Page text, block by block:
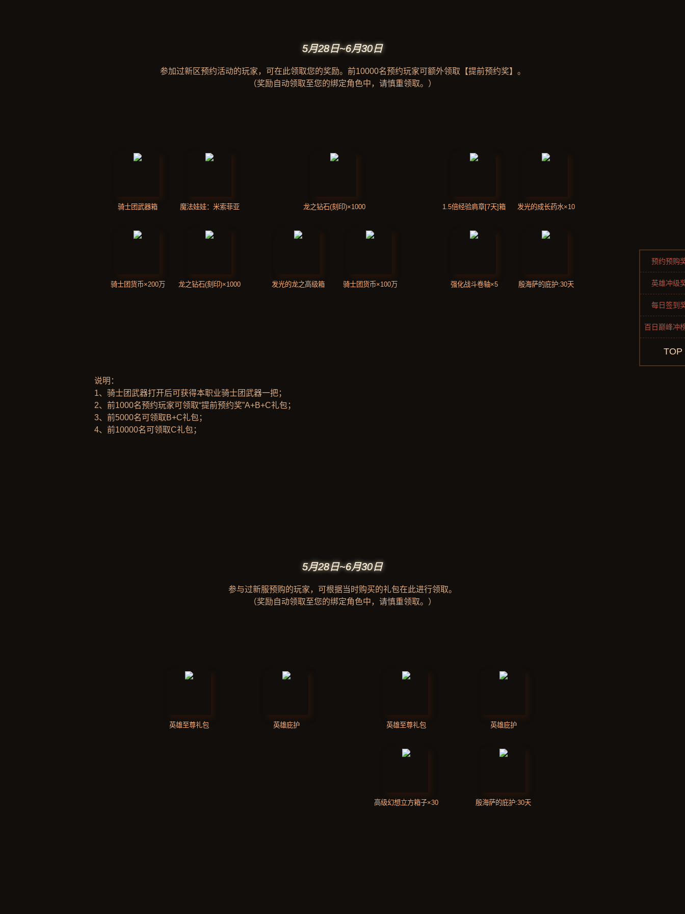
预约预购
英雄冲级
每日签到
百日巅峰冲
TOP
5月28日~6月30日
参加过新区预约活动的玩家，可在此领取您的奖励。前10000名预约玩家可额外领取【提前预约奖】。
（奖励自动领取至您的绑定角色中，请慎重领取。）
骑士团武器箱 魔法娃娃：米索菲亚
骑士团货币×200万 龙之钻石(刻印)×1000
龙之钻石(刻印)×1000
发光的龙之高级箱 骑士团货币×100万
1.5倍经验肩章[7天]箱 发光的成长药水×10
强化战斗卷轴×5 殷海萨的庇护:30天
说明：
1、骑士团武器打开后可获得本职业骑士团武器一把；
2、前1000名预约玩家可领取“提前预约奖”A+B+C礼包；
3、前5000名可领取B+C礼包；
4、前10000名可领取C礼包；
5月28日~6月30日
参与过新服预购的玩家，可根据当时购买的礼包在此进行领取。
（奖励自动领取至您的绑定角色中，请慎重领取。）
英雄至尊礼包 英雄庇护 英雄至尊礼包 英雄庇护
高级幻想立方箱子×30 殷海萨的庇护:30天